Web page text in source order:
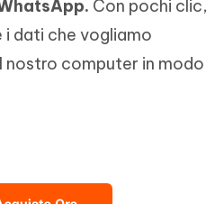
Con pochi clic,
i dati che vogliamo
nostro computer in modo